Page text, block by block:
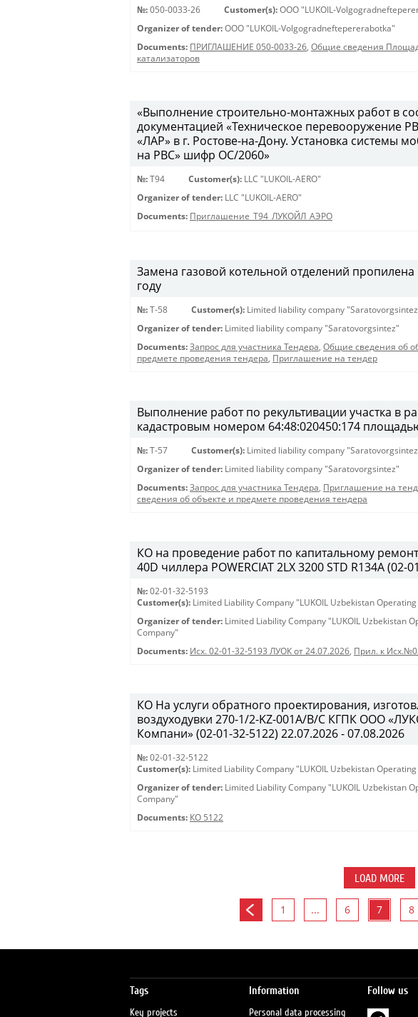
№: 050-0033-26 Customer(s): OOO "LUKOIL-
Organizer of tender: OOO "LUKOIL-Volgogradneftepererabotka"
Documents: ПРИГЛАШЕНИЕ 050-0033-26, Общие сведения
катализаторов
«Выполнение строительно-монтажных работ в
документацией «Техническое перевооружение
«ЛАР» в г. Ростове-на-Дону. Установка системы
на РВС» шифр ОС/2060»
№: Т94 Customer(s): LLC "LUKOIL-AERO"
Organizer of tender: LLC "LUKOIL-AERO"
Documents: Приглашение_Т94_ЛУКОЙЛ_АЭРО
Замена газовой котельной отделений
году
№: Т-58 Customer(s): Limited liability company
Organizer of tender: Limited liability company "Saratovorgsintez"
Documents: Запрос для участника Тендера, Общие сведения об
предмете проведения тендера, Приглашение на тендер
Выполнение работ по рекультивации участка в
кадастровым номером 64:48:020450:174
№: T-57 Customer(s): Limited liability company
Organizer of tender: Limited liability company "Saratovorgsintez"
Documents: Запрос для участника Тендера, Приглашение на
сведения об объекте и предмете проведения тендера
КО на проведение работ по капитальному
40D чиллера POWERCIAT 2LX 3200 STD R134A (02-
№: 02-01-32-5193
Customer(s): Limited Liability Company "LUKOIL Uzbekistan
Organizer of tender: Limited Liability Company "LUKOIL Uzbekistan
Company"
Documents: Исх. 02-01-32-5193 ЛУОК от 24.07.2026, Прил. к
КО На услуги обратного проектирования,
воздуходувки 270-1/2-KZ-001A/B/C КГПК OOO
Компани» (02-01-32-5122) 22.07.2026 - 07.08.2026
№: 02-01-32-5122
Customer(s): Limited Liability Company "LUKOIL Uzbekistan
Organizer of tender: Limited Liability Company "LUKOIL Uzbekistan
Company"
Documents: КО 5122
LOAD MORE
1 ... 6 7 8
Tags
Key projects
Information
Personal data processing
Follow us